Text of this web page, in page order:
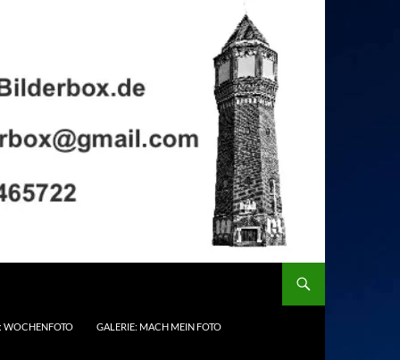
WOCHENFOTO GALERIE: MACH MEIN FOTO